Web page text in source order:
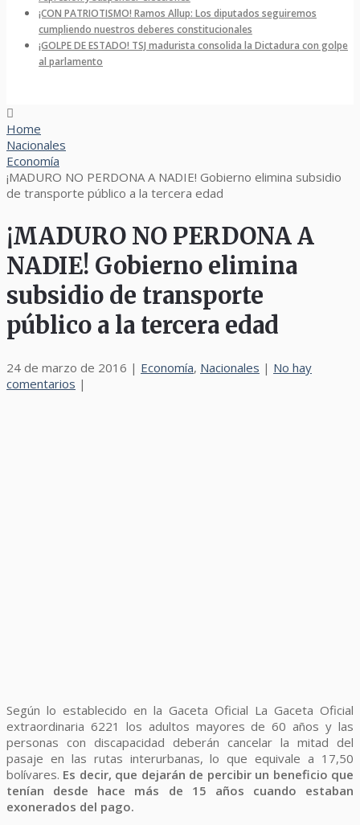
¡CON PATRIOTISMO! Ramos Allup: Los diputados seguiremos
cumpliendo nuestros deberes constitucionales
¡GOLPE DE ESTADO! TSJ madurista consolida la Dictadura con golpe
al parlamento
Home
Nacionales
Economía
¡MADURO NO PERDONA A NADIE! Gobierno elimina subsidio
de transporte público a la tercera edad
¡MADURO NO PERDONA A
NADIE! Gobierno elimina
subsidio de transporte
público a la tercera edad
24 de marzo de 2016 | Economía, Nacionales | No hay
comentarios |
Según lo establecido en la Gaceta Oficial La Gaceta Oficial
extraordinaria 6221 los adultos mayores de 60 años y las
personas con discapacidad deberán cancelar la mitad del
pasaje en las rutas interurbanas, lo que equivale a 17,50
bolívares. Es decir, que dejarán de percibir un beneficio que
tenían desde hace más de 15 años cuando estaban
exonerados del pago.